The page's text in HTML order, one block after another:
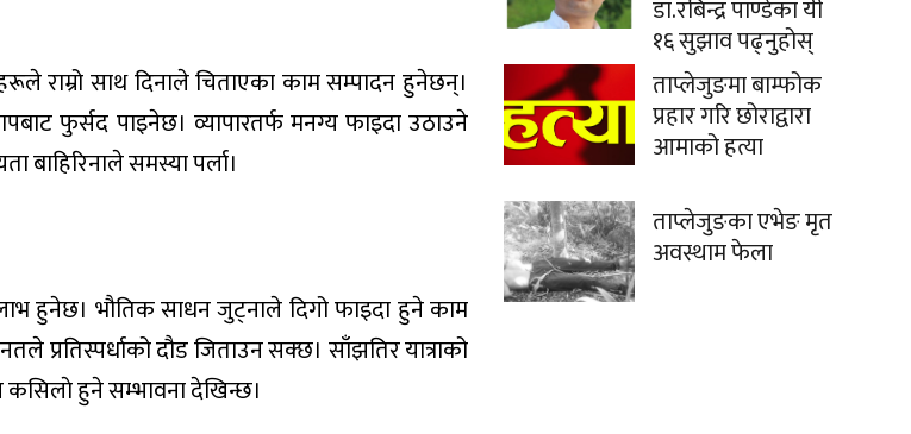
राम्रो साथ दिनाले चिताएका काम सम्पादन हुनेछन्।
फुर्सद पाइनेछ। व्यापारतर्फ मनग्य फाइदा उठाउने
समस्या पर्ला।
लाभ हुनेछ। भौतिक साधन जुट्नाले दिगो फाइदा हुने काम
प्रतिस्पर्धाको दौड जिताउन सक्छ। साँझतिर यात्राको
कसिलाे हुने सम्भावना देखिन्छ।
डा.रबिन्द्र पाण्डेका यी
१६ सुझाव पढ्नुहोस्
ताप्लेजुङमा बाम्फोक
प्रहार गरि छोराद्वारा
आमाको हत्या
ताप्लेजुङका एभेङ मृत
अवस्थाम फेला